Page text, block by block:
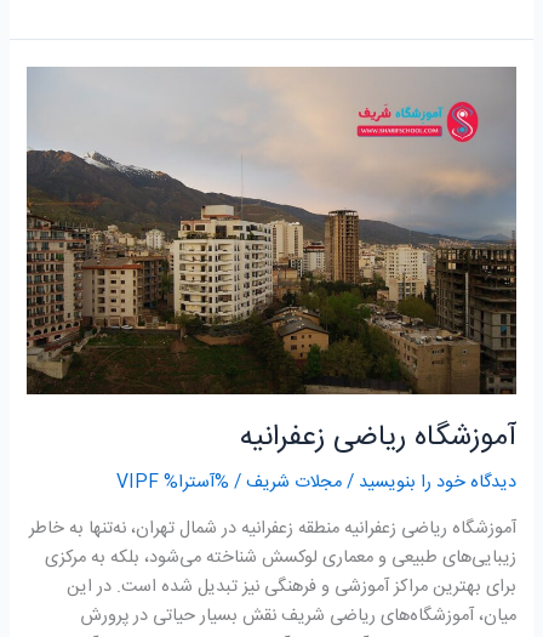
آموزشگاه ریاضی زعفرانیه
دیدگاه‌ خود را بنویسید /مجلات شریف/ %آسترا%VIPF
آموزشگاه ریاضی زعفرانیه منطقه زعفرانیه در شمال تهران، نه‌تنها به خاطر
زیبایی‌های طبیعی و معماری لوکسش شناخته می‌شود، بلکه به مرکزی
برای بهترین مراکز آموزشی و فرهنگی نیز تبدیل شده است. در این
میان، آموزشگاه‌های ریاضی شریف نقش بسیار حیاتی در پرورش
ریاضی
زعفرانیه